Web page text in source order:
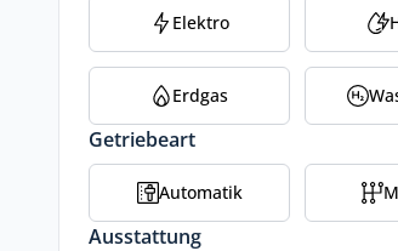
Elektro
Erdgas
Getriebeart
Automatik
Ausstattung